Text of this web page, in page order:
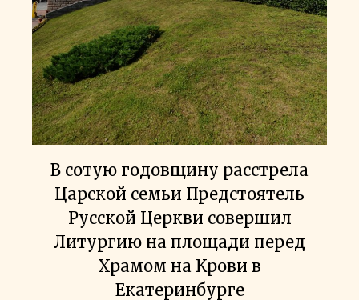
В сотую годовщину расстрела
Царской семьи Предстоятель
Русской Церкви совершил
Литургию на площади перед
Храмом на Крови в
Екатеринбурге